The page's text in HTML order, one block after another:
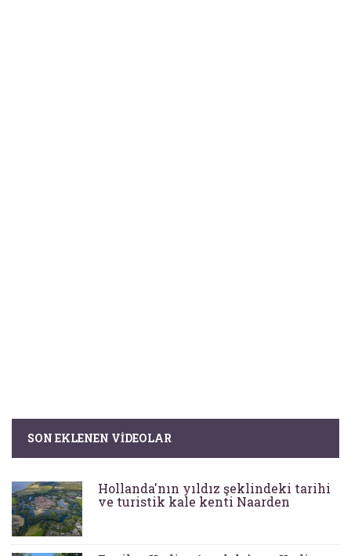
SON EKLENEN VIDEOLAR
Hollanda'nın yıldız şeklindeki tarihi
ve turistik kale kenti Naarden